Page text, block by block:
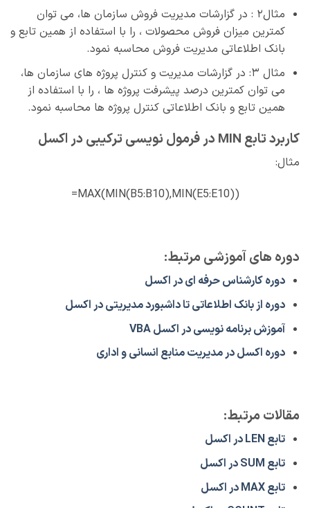
مثال۲ : در گزارشات مدیریت فروش سازمان ها، می توان
کمترین میزان فروش محصولات ، را با استفاده از همین تابع و
بانک اطلاعاتی مدیریت فروش محاسبه نمود.
مثال ۳: در گزارشات مدیریت و کنترل پروژه های سازمان ها،
می توان کمترین درصد پیشرفت پروژه ها ، را با استفاده از
همین تابع و بانک اطلاعاتی کنترل پروژه ها محاسبه نمود.
کاربرد تابع MIN در فرمول نویسی ترکیبی در اکسل
مثال:
MAX(MIN(B5:B10),MIN(E5:E10))=
دوره های آموزشی مرتبط:
دوره کارشناس حرفه ای در اکسل
دوره از بانک اطلاعاتی تا داشبورد مدیریتی در اکسل
آموزش برنامه نویسی در اکسل VBA
دوره اکسل در مدیریت منابع انسانی و اداری
مقالات مرتبط:
تابع LEN در اکسل
تابع SUM در اکسل
تابع MAX در اکسل